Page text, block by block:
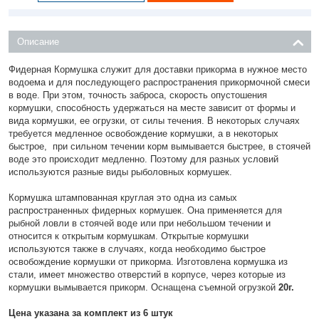
Описание
Фидерная Кормушка служит для доставки прикорма в нужное место
водоема и для последующего распространения прикормочной смеси
в воде. При этом, точность заброса, скорость опустошения
кормушки, способность удержаться на месте зависит от формы и
вида кормушки, ее огрузки, от силы течения. В некоторых случаях
требуется медленное освобождение кормушки, а в некоторых
быстрое, при сильном течении корм вымывается быстрее, в стоячей
воде это происходит медленно. Поэтому для разных условий
используются разные виды рыболовных кормушек.
Кормушка штампованная круглая это одна из самых
распространенных фидерных кормушек. Она применяется для
рыбной ловли в стоячей воде или при небольшом течении и
относится к открытым кормушкам. Открытые кормушки
используются также в случаях, когда необходимо быстрое
освобождение кормушки от прикорма. Изготовлена кормушка из
стали, имеет множество отверстий в корпусе, через которые из
кормушки вымывается прикорм. Оснащена съемной огрузкой20г.
Цена указана за комплект из 6 штук